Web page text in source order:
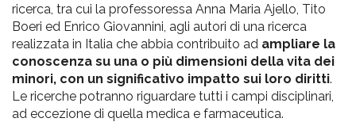
ricerca, tra cui la professoressa Anna Maria Ajello, Tito
Boeri ed Enrico Giovannini, agli autori di una ricerca
realizzata in Italia che abbia contribuito ad ampliare la
conoscenza su una o più dimensioni della vita dei
minori, con un significativo impatto sui loro diritti.
Le ricerche potranno riguardare tutti i campi disciplinari,
ad eccezione di quella medica e farmaceutica.